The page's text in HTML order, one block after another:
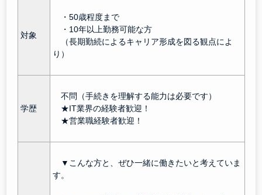
対象
・50歳程度まで
・10年以上勤務可能な方
（長期勤続によるキャリア形成を図る観点によ
り）
学歴
不問（手続きを理解する能力は必要です）
★IT業界の経験者歓迎！
★営業職経験者歓迎！
▼こんな方と、ぜひ一緒に働きたいと考えていま
す。